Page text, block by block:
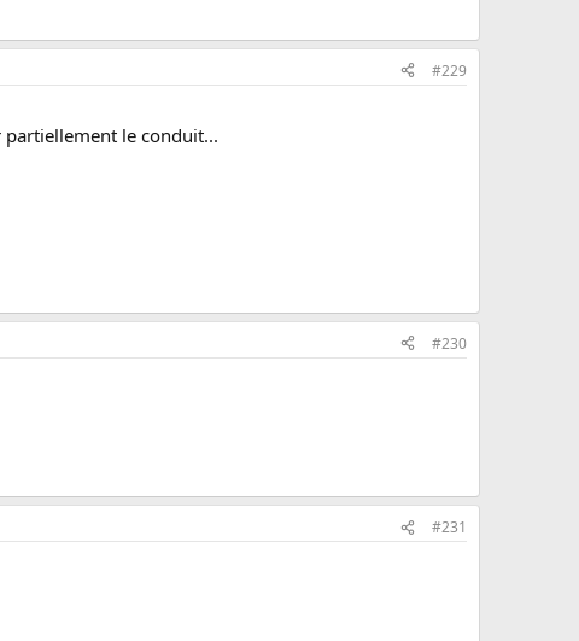
#229
partiellement le conduit...
#230
#231